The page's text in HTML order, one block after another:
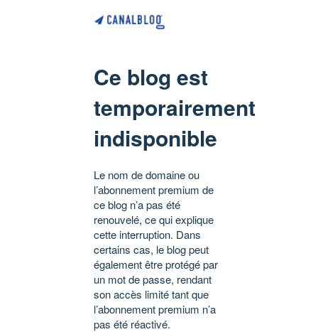
Ce blog est
temporairement
indisponible
Le nom de domaine ou
l’abonnement premium de
ce blog n’a pas été
renouvelé, ce qui explique
cette interruption. Dans
certains cas, le blog peut
également être protégé par
un mot de passe, rendant
son accès limité tant que
l’abonnement premium n’a
pas été réactivé.